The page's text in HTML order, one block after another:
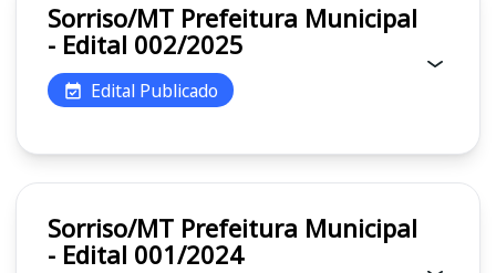
Sorriso/MT Prefeitura Municipal
- Edital 002/2025
Edital Publicado
Sorriso/MT Prefeitura Municipal
- Edital 001/2024